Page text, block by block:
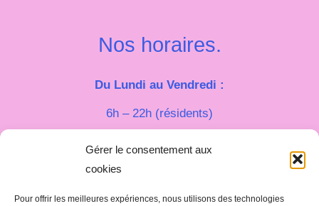
Gérer le consentement aux
cookies
Pour offrir les meilleures expériences, nous utilisons des technologies
Nos horaires.
Du Lundi au Vendredi :
6h – 22h (résidents)